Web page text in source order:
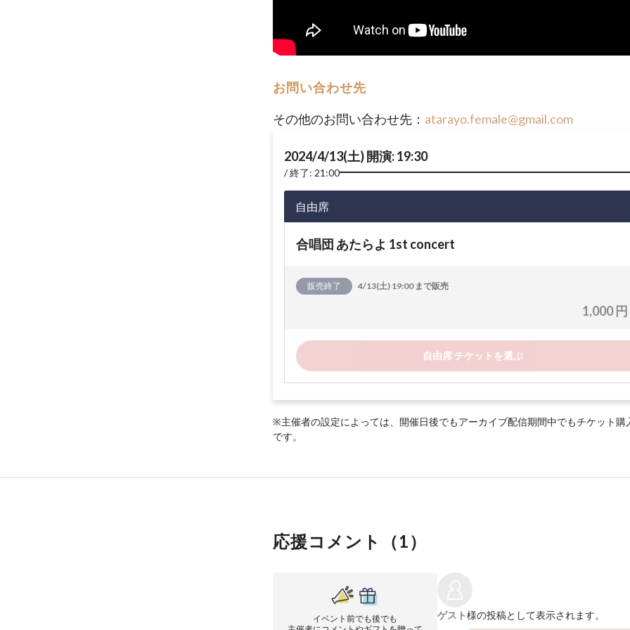
お問い合わせ先
その他のお問い合わせ先： atarayo.female@gmail.com
2024/4/13(土) 開演: 19:30
終了: 21:00
自由席
合唱団 あたらよ 1st concert
販売終了 4/13(土) 19:00 まで販売
1,000 円
自由席 チケットを選ぶ
※主催者の設定によっては、開催日後でもアーカイブ配信期間中でもチケット購
です。
応援コメント（1）
イベント前でも後でも
ゲスト様の投稿として表示されます。